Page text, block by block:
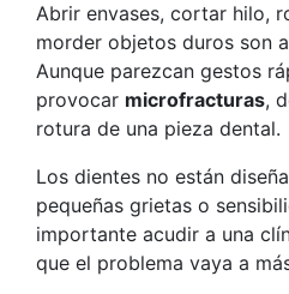
Abrir envases, cortar hilo,
morder objetos duros son
Aunque parezcan gestos
provocar microfracturas,
rotura de una pieza dental.
Los dientes no están
pequeñas grietas o
importante acudir a una
que el problema vaya a